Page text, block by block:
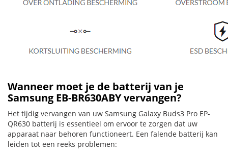
Wanneer moet je de batterij van je
Samsung EB-BR630ABY vervangen?
Het tijdig vervangen van uw Samsung Galaxy Buds3 Pro EP-
QR630 batterij is essentieel om ervoor te zorgen dat uw
apparaat naar behoren functioneert. Een falende batterij kan
leiden tot een reeks problemen: